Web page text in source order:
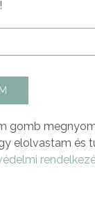
gomb
elolvastam és